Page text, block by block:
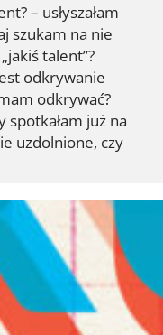
– usłyszałam
szukam na nie
talent”?
odkrywanie
odkrywać?
spotkałam już na
uzdolnione, czy